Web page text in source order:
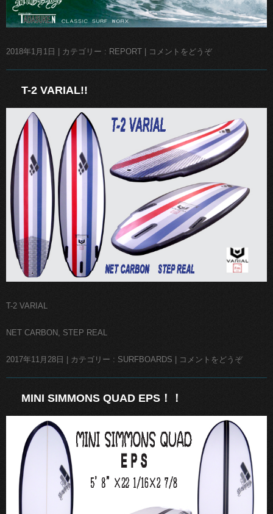
2018年1月1日 カテゴリー : REPORT コメントをどうぞ
T-2 VARIAL!!
T-2 VARIAL
NET CARBON, STEP REAL
2017年11月28日 カテゴリー : SURFBOARDS コメントをどうぞ
MINI SIMMONS QUAD EPS！！